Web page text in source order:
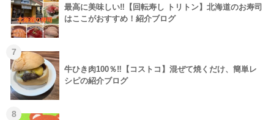
最高に美味しい‼【回転寿し トリトン】北海道のお寿司
はここがおすすめ！紹介ブログ
7
牛ひき肉100％‼【コストコ】混ぜて焼くだけ、簡単レ
シピの紹介ブログ
8